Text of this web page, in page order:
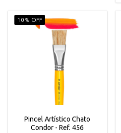
10% OFF
Pincel Artístico Chato
Condor - Ref. 456